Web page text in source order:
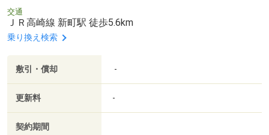
交通
ＪＲ高崎線 新町駅 徒歩5.6km
乗り換え検索
敷引・償却 -
更新料 -
契約期間